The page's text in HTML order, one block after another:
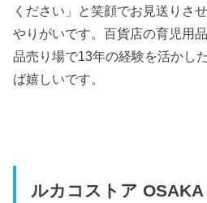
ください」と笑顔でお見送りさ
やりがいです。百貨店の育児用
品売り場で13年の経験を活かし
ば嬉しいです。
ルカコストア OSAKA